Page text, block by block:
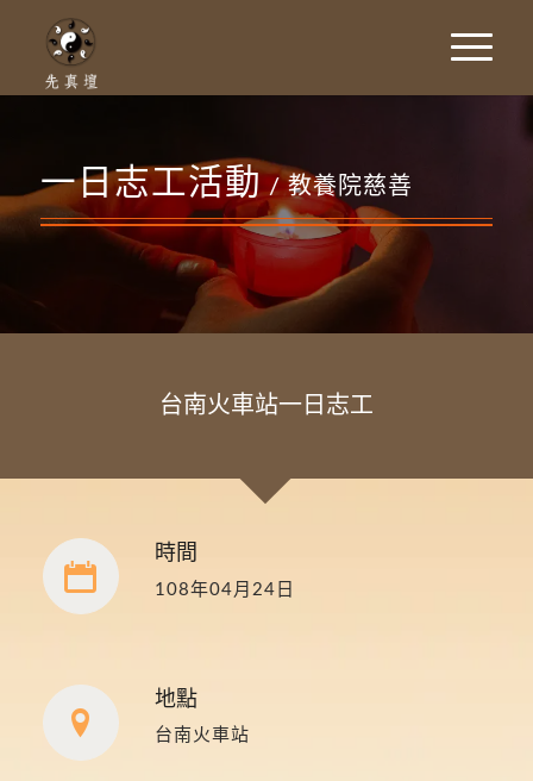
一日志工活動/ 教養院慈善
台南火車站一日志工
時間
108年04月24日
地點
台南火車站